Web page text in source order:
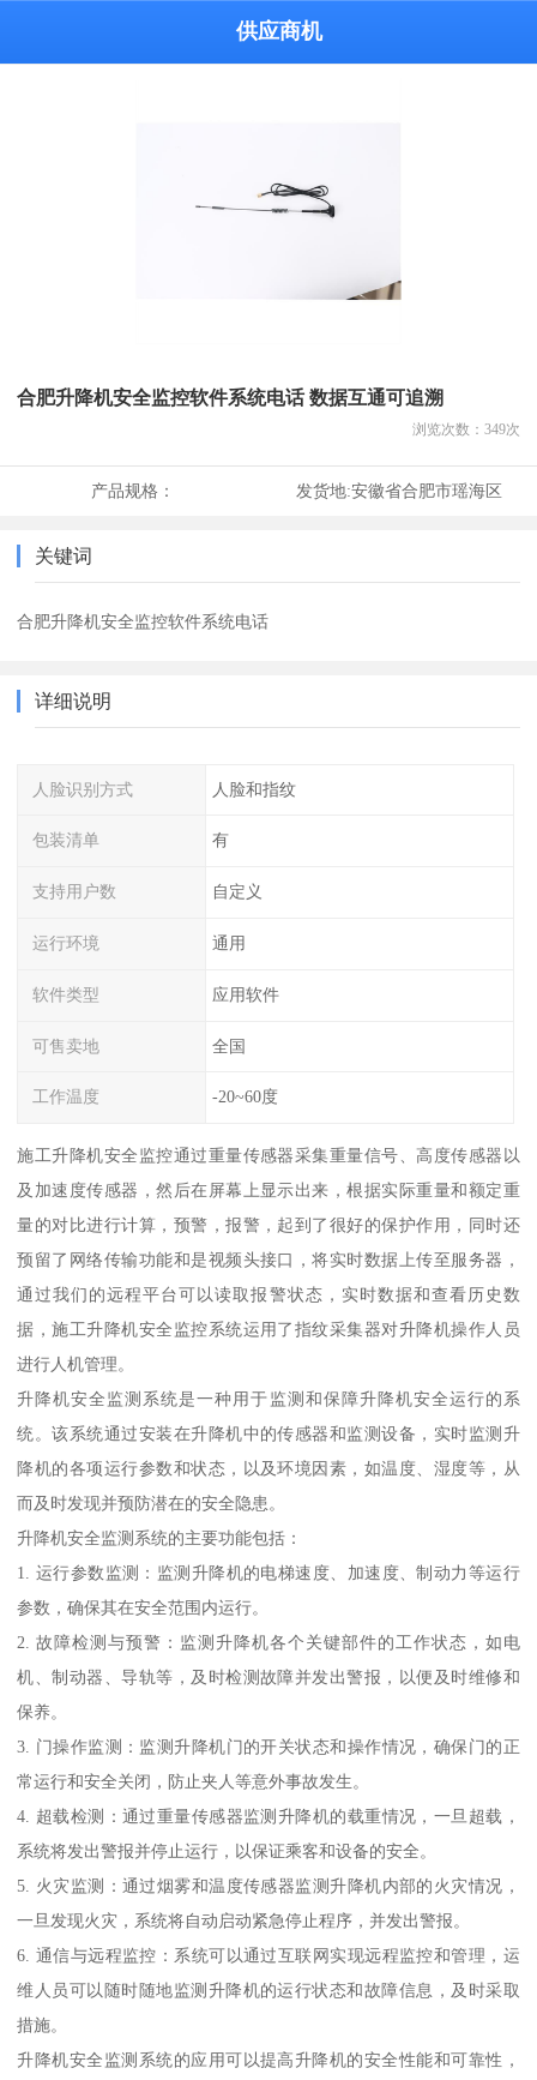
供应商机
合肥升降机安全监控软件系统电话 数据互通可追溯
浏览次数： 349次
产品规格： 发货地:安徽省合肥市瑶海区
关键词
合肥升降机安全监控软件系统电话
详细说明
人脸识别方式 人脸和指纹
包装清单 有
支持用户数 自定义
运行环境 通用
软件类型 应用软件
可售卖地 全国
工作温度 -20~60度
施工升降机安全监控通过重量传感器采集重量信号、高度传感器以
及加速度传感器，然后在屏幕上显示出来，根据实际重量和额定重
量的对比进行计算，预警，报警，起到了很好的保护作用，同时还
预留了网络传输功能和是视频头接口，将实时数据上传至服务器，
通过我们的远程平台可以读取报警状态，实时数据和查看历史数
据，施工升降机安全监控系统运用了指纹采集器对升降机操作人员
进行人机管理。
升降机安全监测系统是一种用于监测和保障升降机安全运行的系
统。该系统通过安装在升降机中的传感器和监测设备，实时监测升
降机的各项运行参数和状态，以及环境因素，如温度、湿度等，从
而及时发现并预防潜在的安全隐患。
升降机安全监测系统的主要功能包括：
1. 运行参数监测：监测升降机的电梯速度、加速度、制动力等运行
参数，确保其在安全范围内运行。
2. 故障检测与预警：监测升降机各个关键部件的工作状态，如电
机、制动器、导轨等，及时检测故障并发出警报，以便及时维修和
保养。
3. 门操作监测：监测升降机门的开关状态和操作情况，确保门的正
常运行和安全关闭，防止夹人等意外事故发生。
4. 超载检测：通过重量传感器监测升降机的载重情况，一旦超载，
系统将发出警报并停止运行，以保证乘客和设备的安全。
5. 火灾监测：通过烟雾和温度传感器监测升降机内部的火灾情况，
一旦发现火灾，系统将自动启动紧急停止程序，并发出警报。
6. 通信与远程监控：系统可以通过互联网实现远程监控和管理，运
维人员可以随时随地监测升降机的运行状态和故障信息，及时采取
措施。
升降机安全监测系统的应用可以提高升降机的安全性能和可靠性，